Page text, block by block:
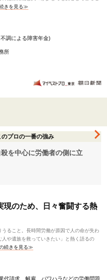
きを見る≫
調による障害年金)
所
のプロの一番の強み
を中心に労働者の側に立
現のため、日々奮闘する熱
ること。長時間労働が原因で人の命が失わ
や遺族を救っていきたい」と熱く語るの
続きを見る≫
代請求、解雇、パワハラなどの労働問題